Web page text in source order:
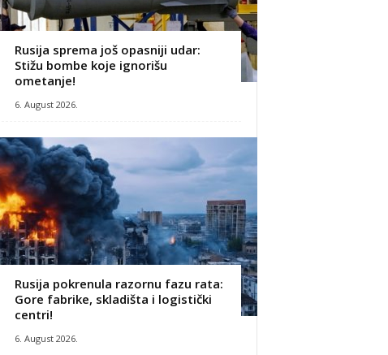
Rusija sprema još opasniji udar:
Stižu bombe koje ignorišu
ometanje!
6. August 2026.
Rusija pokrenula razornu fazu rata:
Gore fabrike, skladišta i logistički
centri!
6. August 2026.